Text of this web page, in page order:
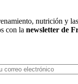
nutrición y
con la newsletter de